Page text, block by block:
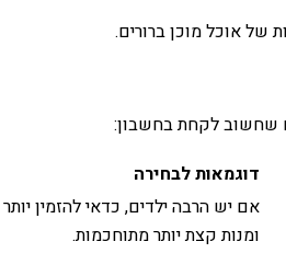
של אוכל מוכן ברורים.
שחשוב לקחת בחשבון:
דוגמאות לבחירה
אם יש הרבה ילדים, כדאי להזמין
ומנות קצת יותר מתוחכמות.